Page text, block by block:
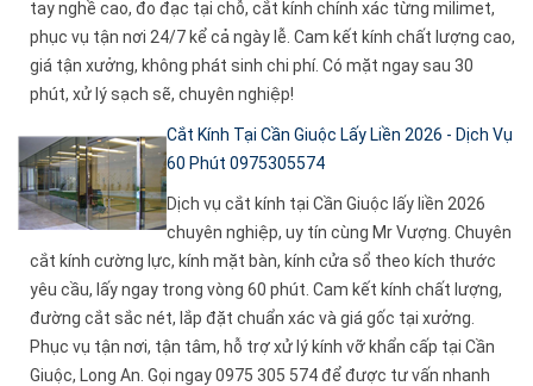
tay nghề cao, đo đạc tại chỗ, cắt kính chính xác từng milimet,
phục vụ tận nơi 24/7 kể cả ngày lễ. Cam kết kính chất lượng cao,
giá tận xưởng, không phát sinh chi phí. Có mặt ngay sau 30
phút, xử lý sạch sẽ, chuyên nghiệp!
Cắt Kính Tại Cần Giuộc Lấy Liền 2026 - Dịch Vụ
60 Phút 0975305574
Dịch vụ cắt kính tại Cần Giuộc lấy liền 2026
chuyên nghiệp, uy tín cùng Mr Vượng. Chuyên
cắt kính cường lực, kính mặt bàn, kính cửa sổ theo kích thước
yêu cầu, lấy ngay trong vòng 60 phút. Cam kết kính chất lượng,
đường cắt sắc nét, lắp đặt chuẩn xác và giá gốc tại xưởng.
Phục vụ tận nơi, tận tâm, hỗ trợ xử lý kính vỡ khẩn cấp tại Cần
Giuộc, Long An. Gọi ngay 0975 305 574 để được tư vấn nhanh